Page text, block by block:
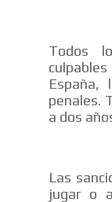
Todos
España,
penales.
a dos
Las
jugar o